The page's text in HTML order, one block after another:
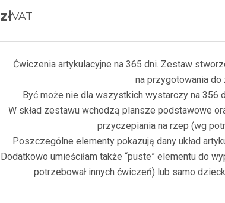
złVAT
Ćwiczenia artykulacyjne na 365 dni. Zestaw
na przygotowania do
Być może nie dla wszystkich wystarczy na 356
W skład zestawu wchodzą plansze podstawowe
przyczepiania na rzep (wg
Poszczególne elementy pokazują dany układ
Dodatkowo umieściłam także “puste” elementu do
potrzebował innych ćwiczeń) lub samo